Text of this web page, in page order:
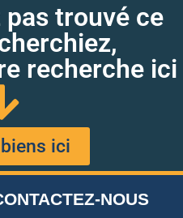
pas trouvé ce
recherche ici
ici
NOUS